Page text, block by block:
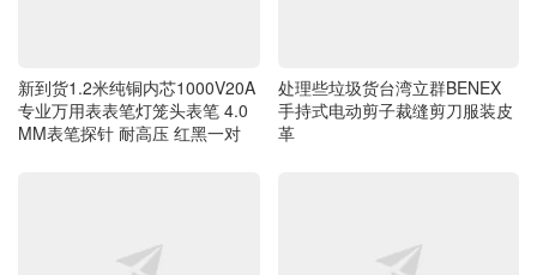
新到货1.2米纯铜内芯1000V20A
专业万用表表笔灯笼头表笔 4.0
MM表笔探针 耐高压 红黑一对
处理些垃圾货台湾立群BENEX
手持式电动剪子裁缝剪刀服装皮
革